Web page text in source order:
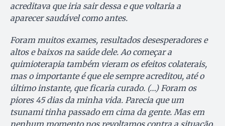
acreditava que iria sair dessa e que voltaria a
aparecer saudável como antes.
Foram muitos exames, resultados desesperadores e
altos e baixos na saúde dele. Ao começar a
quimioterapia também vieram os efeitos colaterais,
mas o importante é que ele sempre acreditou, até o
último instante, que ficaria curado. (…) Foram os
piores 45 dias da minha vida. Parecia que um
tsunami tinha passado em cima da gente. Mas em